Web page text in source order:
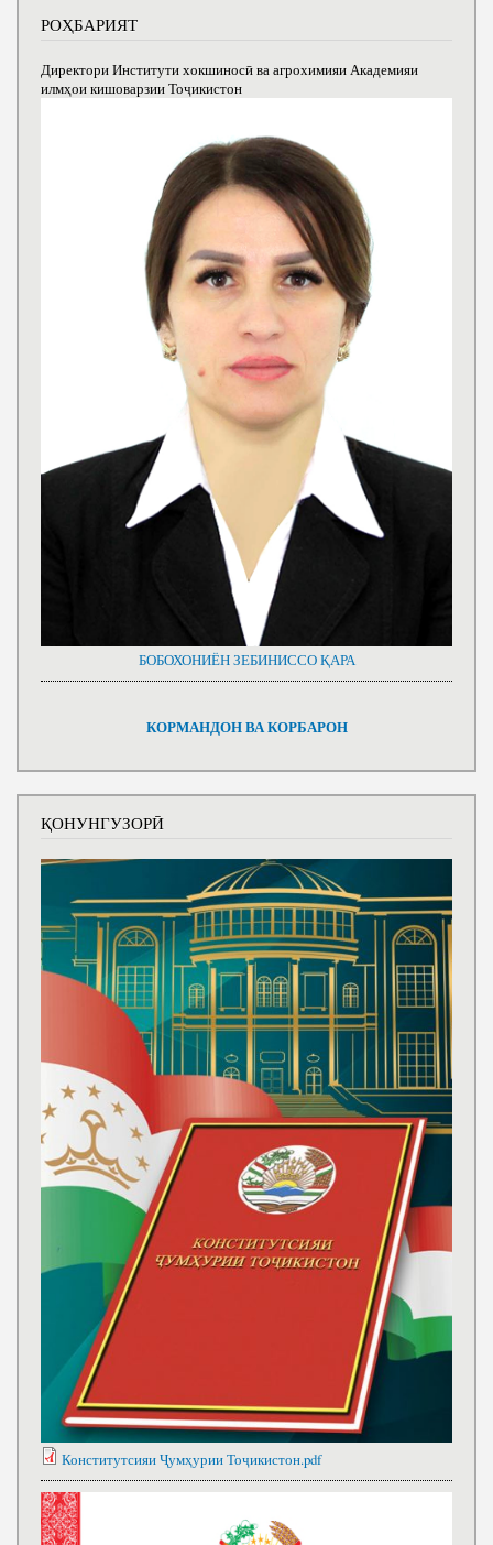
РОҲБАРИЯТ
Директори Институти хокшиносӣ ва агрохимияи Академияи
илмҳои кишоварзии Тоҷикистон
БОБОХОНИЁН ЗЕБИНИССО ҚАРА
КОРМАНДОН ВА КОРБАРОН
ҚОНУНГУЗОРӢ
Конститутсияи Ҷумҳурии Тоҷикистон.pdf